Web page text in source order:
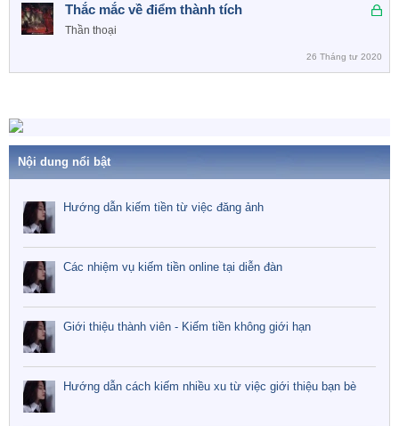
Đ
Thắc mắc về điểm thành tích
Thần thoại
26 Tháng tư 2020
Nội dung nổi bật
Hướng dẫn kiếm tiền từ việc đăng ảnh
Các nhiệm vụ kiếm tiền online tại diễn đàn
Giới thiệu thành viên - Kiếm tiền không giới hạn
Hướng dẫn cách kiếm nhiều xu từ việc giới thiệu bạn bè